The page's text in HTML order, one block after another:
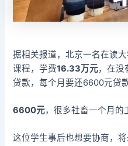
据相关报道，北京一名在读
课程，学费16.33万元，在没
贷款，每个月要还6600元贷款
6600元，很多社畜一个月的
这位学生事后也想要协商，